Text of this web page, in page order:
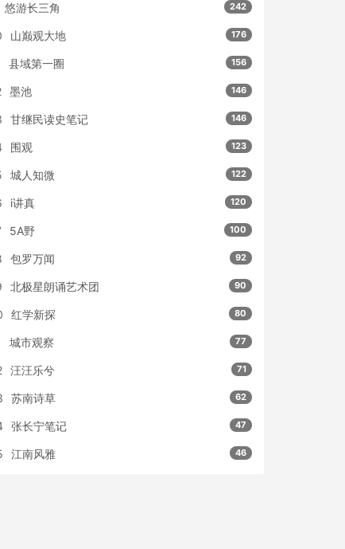
悠游长三角 242
山巅观大地 176
县域第一圈 156
墨池 146
甘继民读史笔记 146
围观 123
城人知微 122
i讲真 120
5A野 100
包罗万闻 92
北极星朗诵艺术团 90
红学新探 80
城市观察 77
汪汪乐兮 71
苏南诗草 62
张长宁笔记 47
江南风雅 46